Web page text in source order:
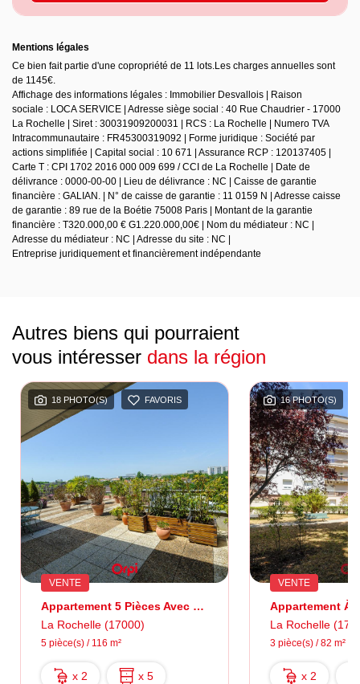
Mentions légales
Ce bien fait partie d'une copropriété de 11 lots.Les charges annuelles sont
de 1145€.
Affichage des informations légales : Immobilier Desvallois | Raison
sociale : LOCA SERVICE | Adresse siège social : 40 Rue Chaudrier - 17000
La Rochelle | Siret : 30031909200031 | RCS : La Rochelle | Numero TVA
Intracommunautaire : FR45300319092 | Forme juridique : Société par
actions simplifiée | Capital social : 10 671 | Assurance RCP : 120137405 |
Carte T : CPI 1702 2016 000 009 699 / CCI de La Rochelle | Date de
délivrance : 0000-00-00 | Lieu de délivrance : NC | Caisse de garantie
financière : GALIAN. | N° de caisse de garantie : 11 0159 N | Adresse caisse
de garantie : 89 rue de la Boétie 75008 Paris | Montant de la garantie
financière : T320.000,00 € G1.220.000,00€ | Nom du médiateur : NC |
Adresse du médiateur : NC | Adresse du site : NC |
Entreprise juridiquement et financièrement indépendante
Autres biens qui pourraient
vous intéresser dans la région
18 PHOTO(S) FAVORIS
VENTE
Appartement 5 Pièces Avec Magnifique Terrasse Au Dernier Étage
La Rochelle (17000)
5 pièce(s) / 116 m²
x 2 x 5
16 PHOTO(S)
VENTE
Appartement À
La Rochelle
3 pièce(s) / 82 m²
x 2